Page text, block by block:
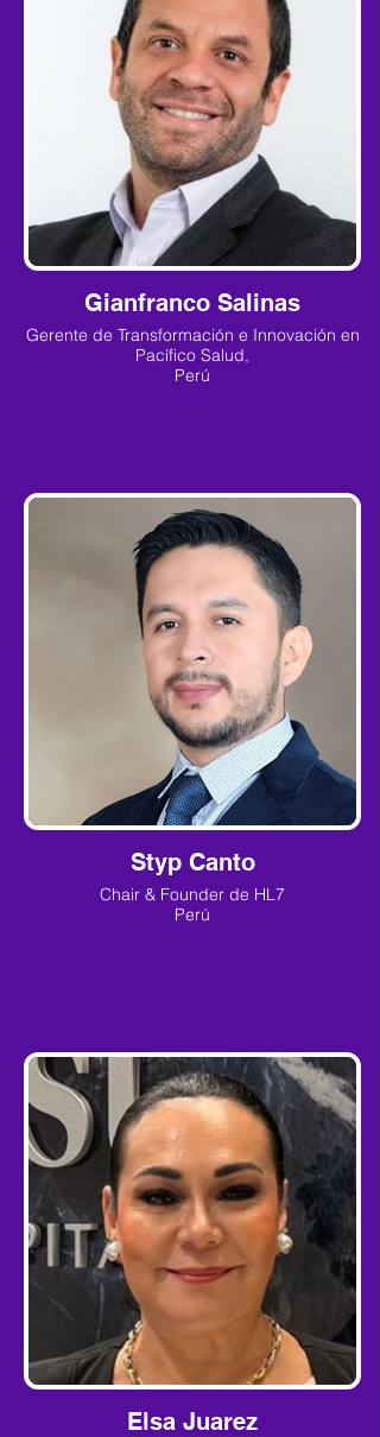
Gianfranco Salinas
Gerente de Transformación e Innovación en
Pacífico Salud,
Perú
Styp Canto
Chair & Founder de HL7
Perú
Elsa Juarez